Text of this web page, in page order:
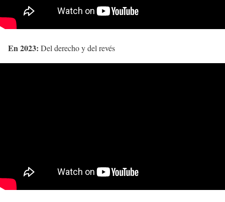
En 2023: Del derecho y del revés